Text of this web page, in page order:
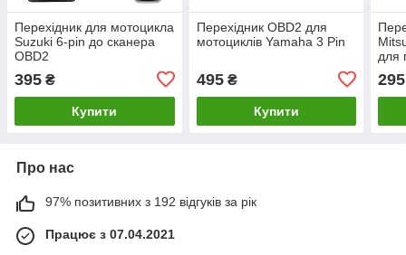
Перехідник для мотоцикла
Suzuki 6-pin до сканера
OBD2
395 ₴
Купити
Перехідник OBD2 для
мотоциклів Yamaha 3 Pin
495₴
Купити
для
295
Про нас
97% позитивних з 192 відгуків за рік
Працює з 07.04.2021